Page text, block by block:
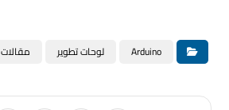
Arduino لوحات تطوير مقالات